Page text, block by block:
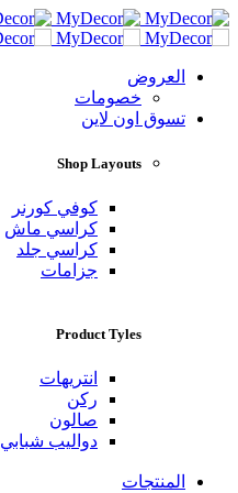
العروض
خصومات
تسوق اون لاين
Shop Layouts
كوفي كورنر
كراسي ماش
كراسي جلد
جزامات
Product Tyles
انتريهات
ركن
صالون
دواليب شبابي
المنتجات